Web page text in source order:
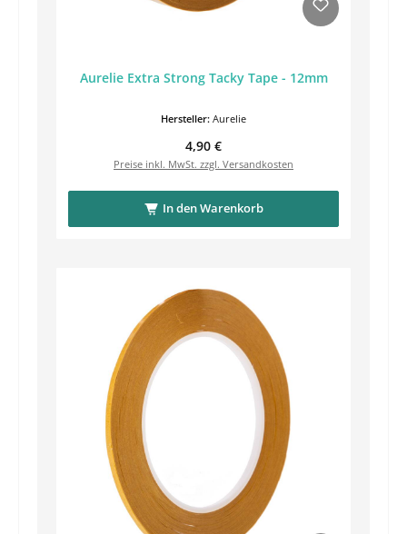
Aurelie Extra Strong Tacky Tape - 12mm
Hersteller: Aurelie
Regulärer Preis:
4,90 €
Preise inkl. MwSt. zzgl. Versandkosten
In den Warenkorb